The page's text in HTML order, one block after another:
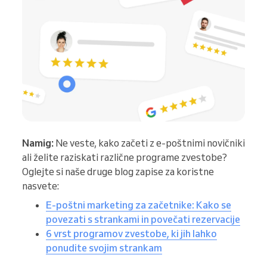
Namig: Ne veste, kako začeti z e-poštnimi novičniki
ali želite raziskati različne programe zvestobe?
Oglejte si naše druge blog zapise za koristne
nasvete:
E-poštni marketing za začetnike: Kako se
povezati s strankami in povečati rezervacije
6 vrst programov zvestobe, ki jih lahko
ponudite svojim strankam